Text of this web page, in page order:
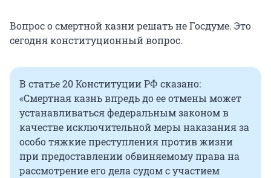
Вопрос о смертной казни решать не Госдуме. Это
сегодня конституционный вопрос.
В статье 20 Конституции РФ сказано:
«Смертная казнь впредь до ее отмены может
устанавливаться федеральным законом в
качестве исключительной меры наказания за
особо тяжкие преступления против жизни
при предоставлении обвиняемому права на
рассмотрение его дела судом с участием